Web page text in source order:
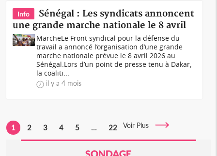
Info
Sénégal : Les syndicats annoncent
une grande marche nationale le 8 avril
MarcheLe Front syndical pour la défense du
travail a annoncé l’organisation d’une grande
marche nationale prévue le 8 avril 2026 au
Sénégal.Lors d’un point de presse tenu à Dakar,
la coaliti...
il y a 4 mois
1 2 3 4 5 ... 22 Voir Plus
SONDAGE